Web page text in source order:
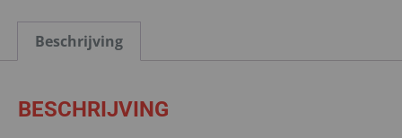
Beschrijving
BESCHRIJVING